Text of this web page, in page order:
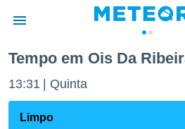
da
foi
Tempo em Ois Da
13:31 Quinta
Limpo